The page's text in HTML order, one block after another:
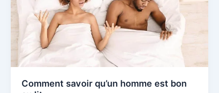
Comment savoir qu’un homme est bon